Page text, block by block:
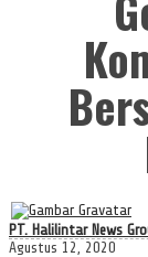
PT. Halilintar News
Agustus 12, 2020